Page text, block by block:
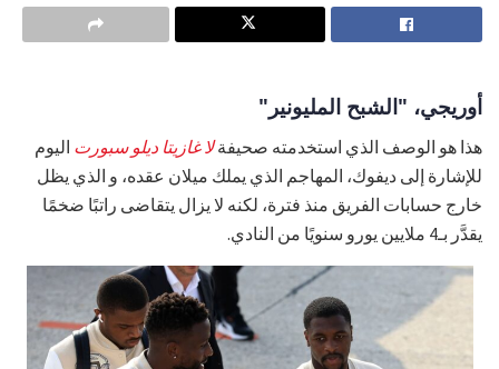
أوريجي، "الشبح المليونير"
هذا هو الوصف الذي استخدمته صحيفةلا غازيتا ديلو سبورت اليوم
للإشارة إلى ديفوك، المهاجم الذي يملك ميلان عقده، و الذي يظل
خارج حسابات الفريق منذ فترة، لكنه لا يزال يتقاضى راتبًا ضخمًا
يقدَّر بـ4 ملايين يورو سنويًا من النادي.